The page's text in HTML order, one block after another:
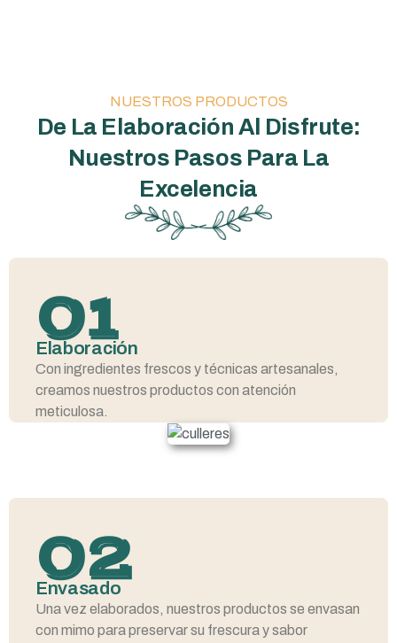
NUESTROS PRODUCTOS
De La Elaboración Al Disfrute:
Nuestros Pasos Para La
Excelencia
01
Elaboración
Con ingredientes frescos y técnicas artesanales,
creamos nuestros productos con atención
meticulosa.
02
Envasado
Una vez elaborados, nuestros productos se envasan
con mimo para preservar su frescura y sabor